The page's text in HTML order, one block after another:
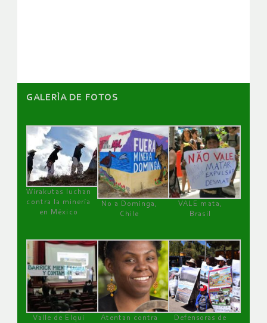
GALERÌA DE FOTOS
Wirakutas luchan
contra la minería
en México
No a Dominga,
Chile
VALE mata,
Brasil
Valle de Elqui
Atentan contra
Defensoras de